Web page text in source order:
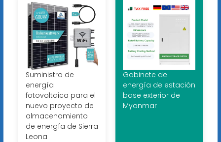
Suministro de
energía
fotovoltaica para el
nuevo proyecto de
almacenamiento
de energía de Sierra
Leona
Gabinete de
energía de estación
base exterior de
Myanmar